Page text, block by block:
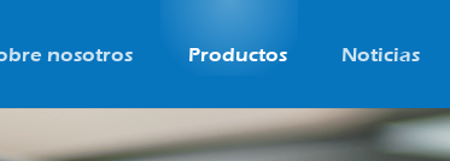
nosotros Productos Noticias